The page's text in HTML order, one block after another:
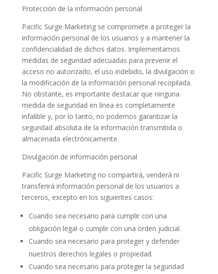
Protección de la información personal
Pacific Surge Marketing se compromete a proteger la
información personal de los usuarios y a mantener la
confidencialidad de dichos datos. Implementamos
medidas de seguridad adecuadas para prevenir el
acceso no autorizado, el uso indebido, la divulgación o
la modificación de la información personal recopilada.
No obstante, es importante destacar que ninguna
medida de seguridad en línea es completamente
infalible y, por lo tanto, no podemos garantizar la
seguridad absoluta de la información transmitida o
almacenada electrónicamente.
Divulgación de información personal
Pacific Surge Marketing no compartirá, venderá ni
transferirá información personal de los usuarios a
terceros, excepto en los siguientes casos:
Cuando sea necesario para cumplir con una
obligación legal o cumplir con una orden judicial.
Cuando sea necesario para proteger y defender
nuestros derechos legales o propiedad.
Cuando sea necesario para proteger la seguridad